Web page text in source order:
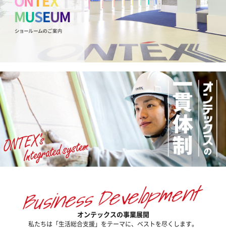
担当のお二人の工事説明や現場立会い、職人さ
んのマナーも良く仕上がり状態も良好でした。
また施工後のアフターフォローもして頂き大変
ありがとうございました。
担当：沼津第1支店
2026年7月24日
工事内容の説明、工事期間への要望についてし
っかりと対応してもらった。ありがとうござい
ました。
担当：広島第3企画課
2026年7月24日
ローをして頂けて不安解消や安心につながっ
た。説明が丁寧。
担当：京滋第1支店
オンテックスの事業展開
私たちは「生活総合支援」をテーマに、ベストを尽くします。